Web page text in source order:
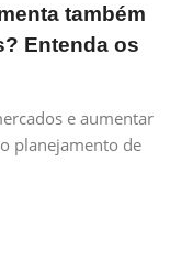
também
Entenda os
e aumentar
planejamento de